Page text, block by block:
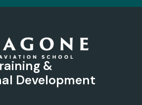
&
Development